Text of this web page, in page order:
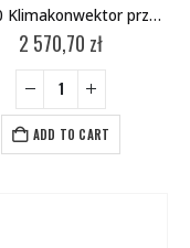
BM350 Klimakonwektor przypodłogowy
2 570,70 zł
ADD TO CART